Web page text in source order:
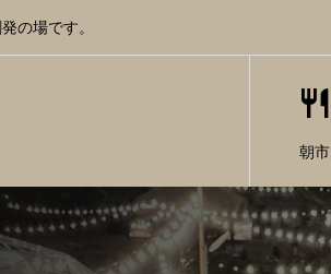
の場です。
朝市